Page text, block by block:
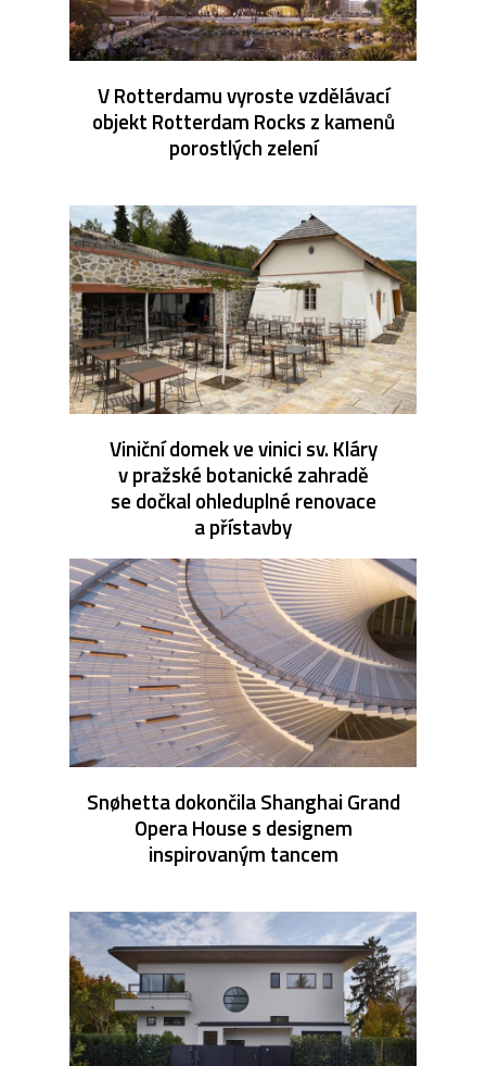
V Rotterdamu vyroste vzdělávací
objekt Rotterdam Rocks z kamenů
porostlých zelení
Viniční domek ve vinici sv. Kláry
v pražské botanické zahradě
se dočkal ohleduplné renovace
a přístavby
Snøhetta dokončila Shanghai Grand
Opera House s designem
inspirovaným tancem